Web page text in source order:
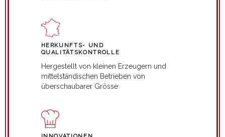
HERKUNFTS- UND
QUALITÄTSKONTROLLE
Hergestellt von kleinen Erzeugern und
mittelständischen Betrieben von
überschaubarer Grösse